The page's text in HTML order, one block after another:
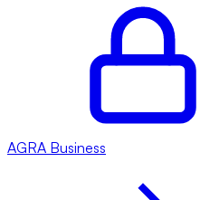
AGRA Business